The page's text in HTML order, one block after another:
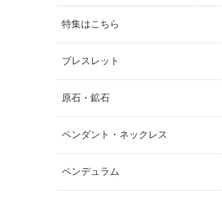
特集はこちら
ブレスレット
原石・鉱石
ペンダント・ネックレス
ペンデュラム